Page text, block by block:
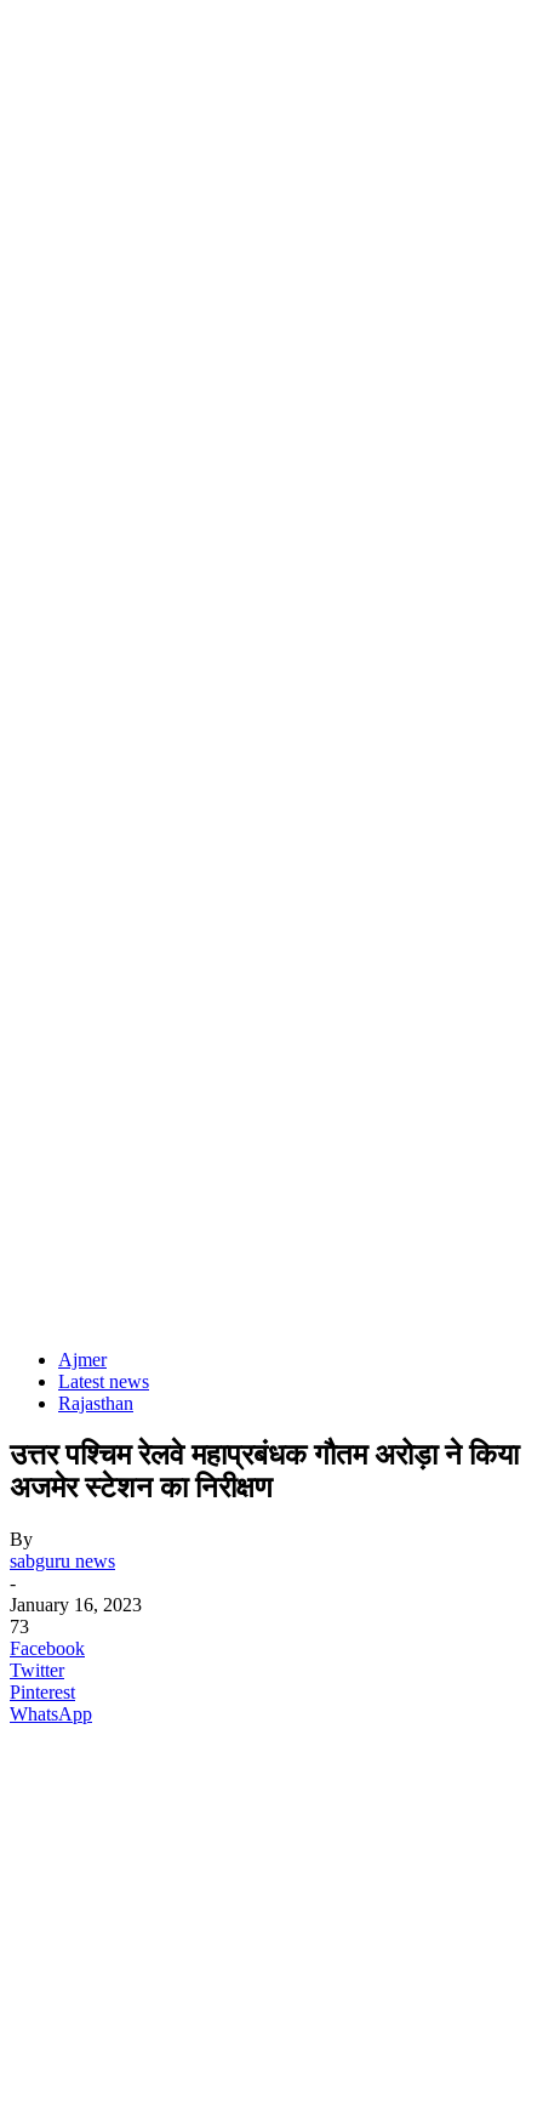
Ajmer
Latest news
Rajasthan
उत्तर पश्चिम रेलवे महाप्रबंधक गौतम अरोड़ा ने किया
अजमेर स्टेशन का निरीक्षण
By
sabguru news
-
January 16, 2023
73
Facebook
Twitter
Pinterest
WhatsApp